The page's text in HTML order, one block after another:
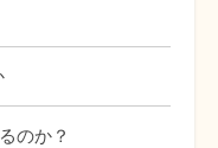
のか？